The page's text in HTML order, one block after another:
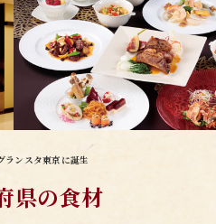
ンスタ東京に誕生
県の食材